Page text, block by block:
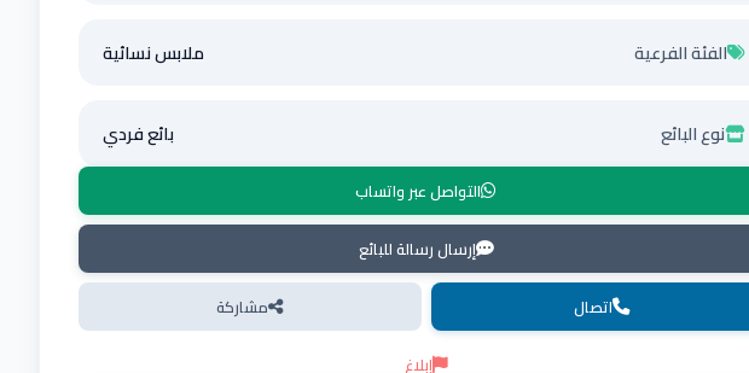
الفئة الفرعية ملابس نسائية
نوع البائع بائع فردي
التواصل عبر واتساب
إرسال رسالة للبائع
اتصال
مشاركة
إبلاغ